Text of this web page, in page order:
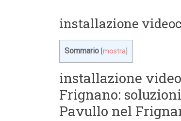
installazione
Sommario mostra
installazione
Frignano:
Pavullo nel